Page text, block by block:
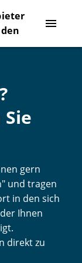
menu
gern
und tragen
in den sich
Ihnen
direkt zu